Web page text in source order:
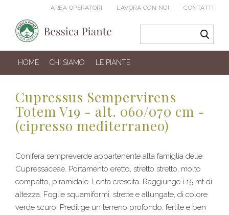
AREA OPERATORI LAVORA CON NOI CONTATTI
HOME CHI SIAMO LE PIANTE
Cupressus Sempervirens
Totem V19 - alt. 060/070 cm -
(cipresso mediterraneo)
Conifera sempreverde appartenente alla famiglia delle
Cupressaceae. Portamento eretto, stretto stretto, molto
compatto, piramidale. Lenta crescita. Raggiunge i 15 mt di
altezza. Foglie squamiformi, strette e allungate, di colore
verde scuro. Predilige un terreno profondo, fertile e ben